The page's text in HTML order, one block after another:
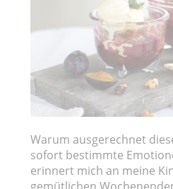
Warum ausgerechnet
sofort bestimmte
erinnert mich an meine